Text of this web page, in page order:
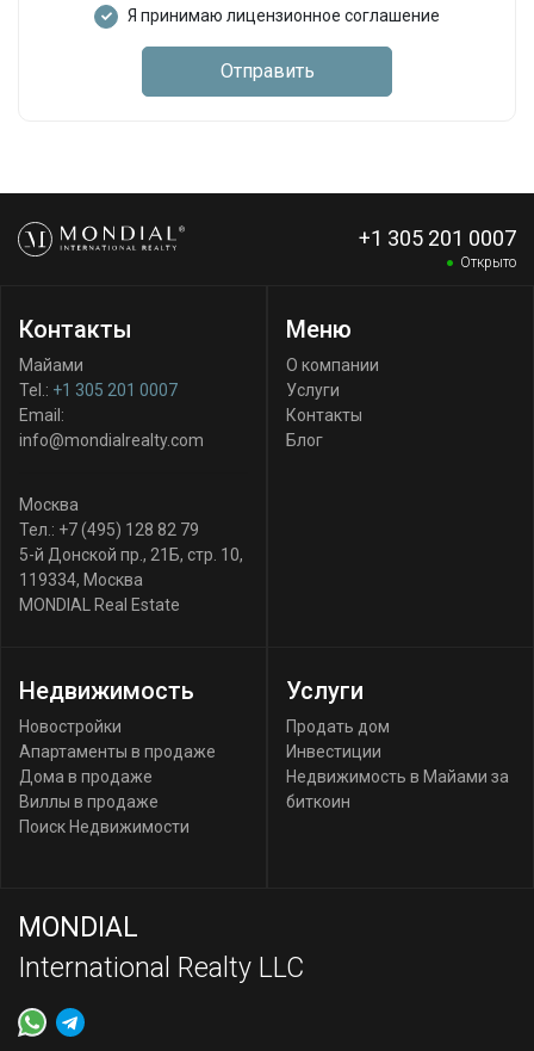
Я принимаю лицензионное соглашение
Отправить
+1 305 201 0007
Открыто
Контакты
Майами
Tel.: +1 305 201 0007
Email:
info@mondialrealty.com
Москва
Тел.: +7 (495) 128 82 79
5-й Донской пр., 21Б, стр. 10,
119334, Москва
MONDIAL Real Estate
Меню
О компании
Услуги
Контакты
Блог
Недвижимость
Новостройки
Апартаменты в продаже
Дома в продаже
Виллы в продаже
Поиск Недвижимости
Услуги
Продать дом
Инвестиции
Недвижимость в Майами за
биткоин
MONDIAL
International Realty LLC